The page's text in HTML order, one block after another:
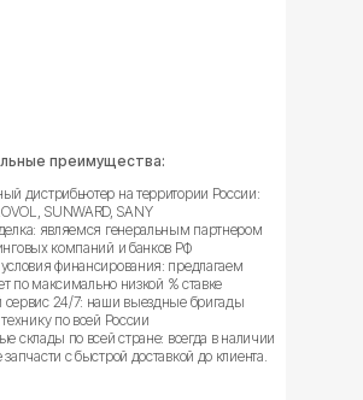
дистрибьютер на территории России:
SUNWARD, SANY
являемся генеральным партнером
компаний и банков РФ
финансирования: предлагаем
по максимально низкой % ставке
24/7: наши выездные бригады
по всей России
склады по всей стране: всегда в наличии
с быстрой доставкой до клиента.
преимущества: